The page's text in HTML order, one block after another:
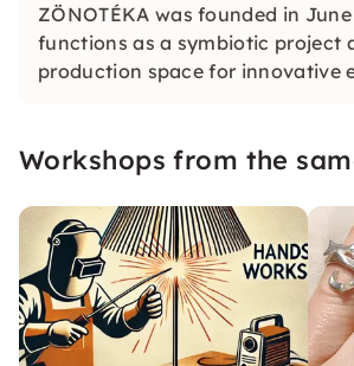
ZÖNOTÉKA was founded in
functions as a symbiotic project
production space for innovative
founders of ZÖNOTÉKA.
Workshops from the